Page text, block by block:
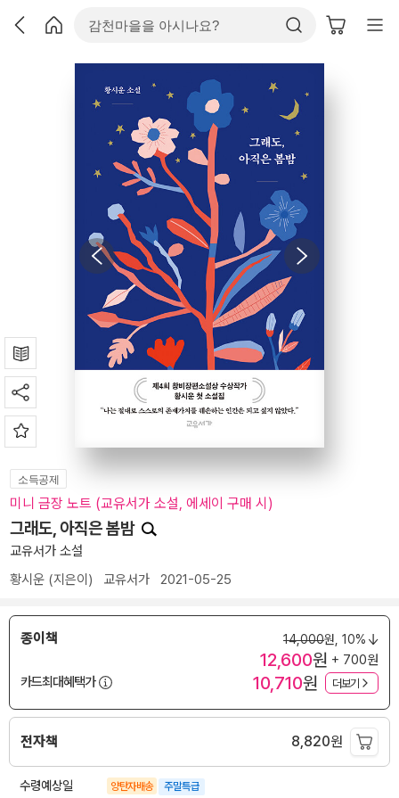
소득공제
미니 금장 노트 (교유서가 소설, 에세이 구매 시)
그래도, 아직은 봄밤
교유서가 소설
황시운 (지은이) 교유서가 2021-05-25
종이책 14,000원, 10%
12,600원 + 700원
카드최대혜택가
10,710원 더보기
전자책 8,820원
수령예상일 양탄자배송 주말특급